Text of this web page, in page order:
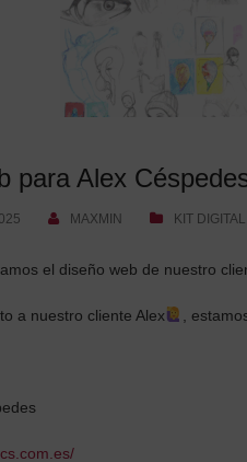
para Alex
MAXMIN KIT DIGITAL
el diseño web de nuestro
a nuestro cliente Alex ,